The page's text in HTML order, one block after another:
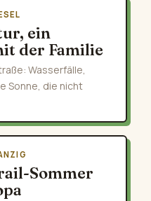
ein
der Familie
Wasserfälle,
Sonne, die nicht
Sommer